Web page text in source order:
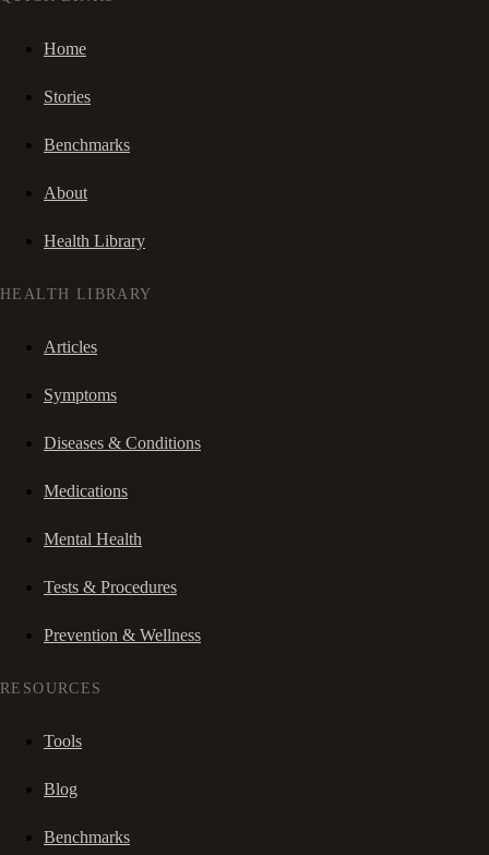
Home
Stories
Benchmarks
About
Health Library
HEALTH LIBRARY
Articles
Symptoms
Diseases & Conditions
Medications
Mental Health
Tests & Procedures
Prevention & Wellness
RESOURCES
Tools
Blog
Benchmarks